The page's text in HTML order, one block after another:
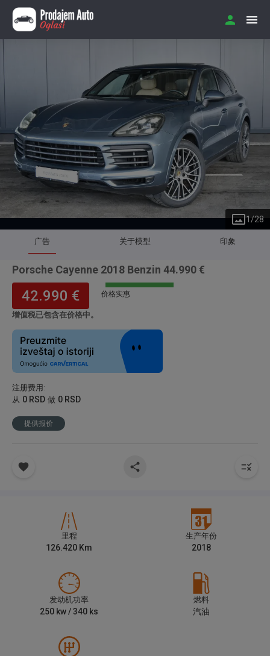
1 /28
广告 关于模型 印象
Porsche Cayenne 2018 Benzin 44.990 €
42.990 €
增值税已包含在价格中。
价格实惠
注册费用 :
从 0 RSD 做 0 RSD
提供报价
里程
126.420 Km
生产年份
2018
发动机功率
250 kw /340 ks
燃料
汽油